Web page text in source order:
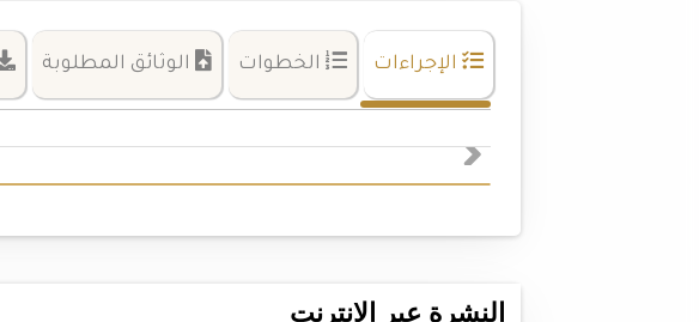
الإجراءات الخطوات الوثائق المطلوبة
النشرة عبر الانترنت